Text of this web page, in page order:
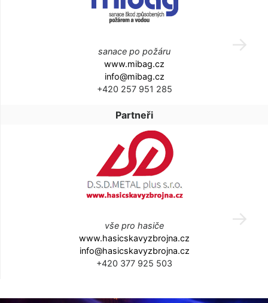
sanace po požáru
www.mibag.cz
info@mibag.cz
+420 257 951 285
Partneři
vše pro hasiče
www.hasicskavyzbrojna.cz
info@hasicskavyzbrojna.cz
+420 377 925 503